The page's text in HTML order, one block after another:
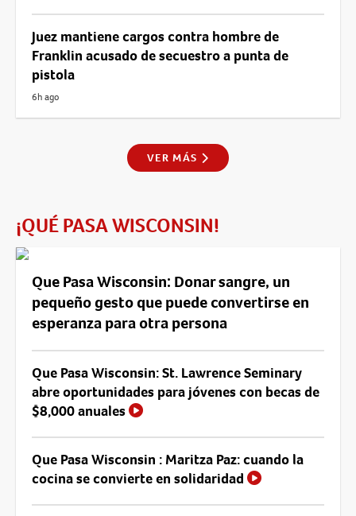
Juez mantiene cargos contra hombre de
Franklin acusado de secuestro a punta de
pistola
6h ago
VER MÁS
¡QUÉ PASA WISCONSIN!
Que Pasa Wisconsin: Donar sangre, un
pequeño gesto que puede convertirse en
esperanza para otra persona
Que Pasa Wisconsin: St. Lawrence Seminary
abre oportunidades para jóvenes con becas de
$8,000 anuales
Que Pasa Wisconsin : Maritza Paz: cuando la
cocina se convierte en solidaridad